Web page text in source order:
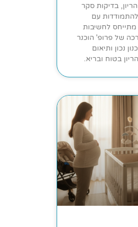
בדיקות סקר
להתמודדות עם
מתייחס לחשיבות
של פרופ' הוכנר
נכון ותיאום
בטוח ובריא.